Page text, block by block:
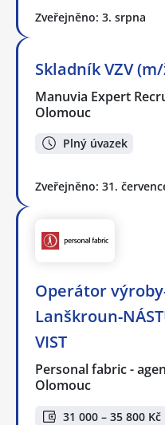
Zveřejněno: 3. srpna
Skladník VZV
Manuvia Expert
Olomouc
Plný úvazek
Zveřejněno: 31.
Operátor
Lanškroun-
VIST
Personal fabric -
Olomouc
31 000 – 35 800 Kč